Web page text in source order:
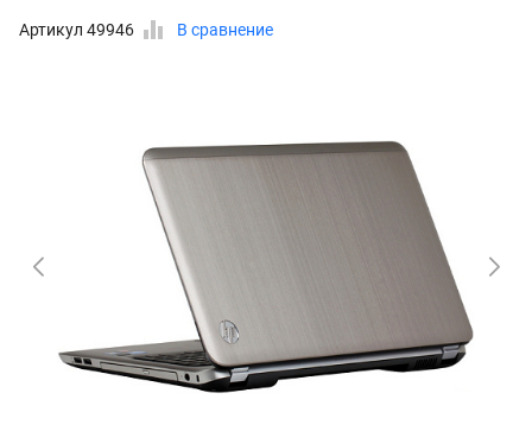
Артикул 49946 В сравнение